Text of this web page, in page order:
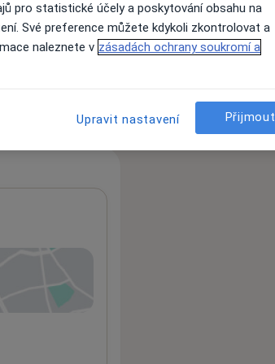
pro statistické účely a poskytování obsahu na
Své preference můžete kdykoli zkontrolovat a
naleznete v zásadách ochrany soukromí a
Upravit nastavení Přijmout